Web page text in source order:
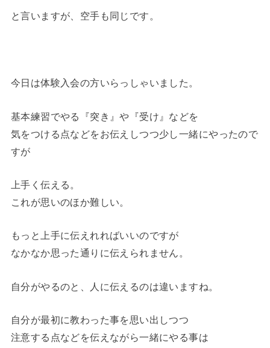
と言いますが、空手も同じです。
今日は体験入会の方いらっしゃいました。
基本練習でやる『突き』や『受け』などを
気をつける点などをお伝えしつつ少し一緒にやったので
すが
上手く伝える。
これが思いのほか難しい。
もっと上手に伝えれればいいのですが
なかなか思った通りに伝えられません。
自分がやるのと、人に伝えるのは違いますね。
自分が最初に教わった事を思い出しつつ
注意する点などを伝えながら一緒にやる事は